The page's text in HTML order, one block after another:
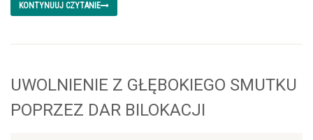
KONTYNUUJ CZYTANIE
UWOLNIENIE Z GŁĘBOKIEGO SMUTKU
POPRZEZ DAR BILOKACJI